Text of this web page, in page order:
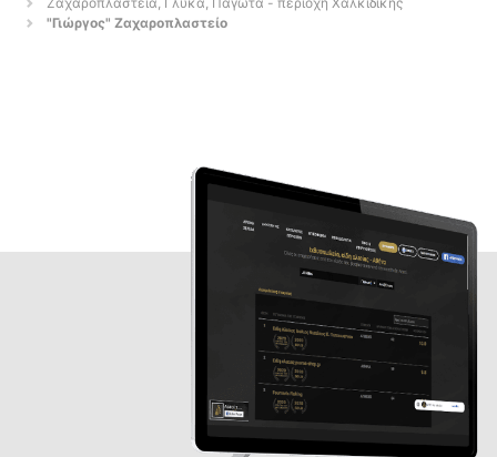
"Γιώργος" Ζαχαροπλαστείο